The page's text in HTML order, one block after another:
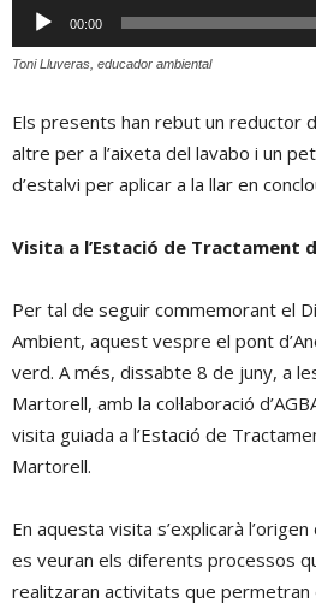
Reproductor
d'àudio
00:00
Toni Lluveras, educador ambiental
Els presents han rebut un reductor
altre per a l’aixeta del lavabo i un
d’estalvi per aplicar a la llar en
Visita a l’Estació de Tractament
Per tal de seguir commemorant el
Ambient, aquest vespre el pont
verd. A més, dissabte 8 de juny, a
Martorell, amb la col·laboració
visita guiada a l’Estació de
Martorell.
En aquesta visita s’explicarà
es veuran els diferents processos
realitzaran activitats que permetran